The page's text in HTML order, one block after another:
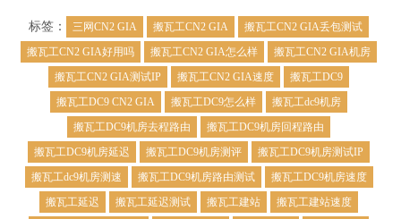
标签： 三网CN2 GIA 搬瓦工CN2 GIA
搬瓦工CN2 GIA丢包测试
搬瓦工CN2 GIA好用吗
搬瓦工CN2 GIA怎么样
搬瓦工CN2 GIA机房
搬瓦工CN2 GIA测试IP
搬瓦工CN2 GIA速度
搬瓦工DC9
搬瓦工DC9 CN2 GIA
搬瓦工DC9怎么样
搬瓦工dc9机房
搬瓦工DC9机房去程路由
搬瓦工DC9机房回程路由
搬瓦工DC9机房延迟
搬瓦工DC9机房测评
搬瓦工DC9机房测试IP
搬瓦工dc9机房测速
搬瓦工DC9机房路由测试
搬瓦工DC9机房速度
搬瓦工延迟
搬瓦工延迟测试 搬瓦工建站
搬瓦工建站速度